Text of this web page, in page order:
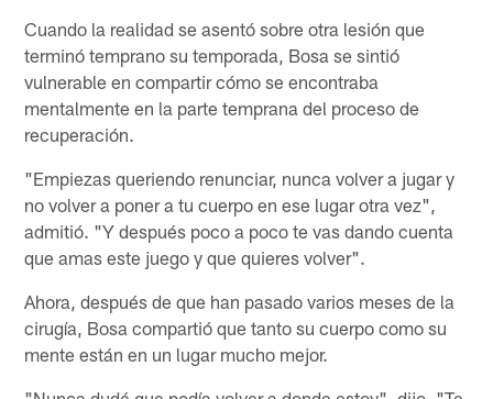
Cuando la realidad se asentó sobre otra lesión que
terminó temprano su temporada, Bosa se sintió
vulnerable en compartir cómo se encontraba
mentalmente en la parte temprana del proceso de
recuperación.
"Empiezas queriendo renunciar, nunca volver a jugar y
no volver a poner a tu cuerpo en ese lugar otra vez",
admitió. "Y después poco a poco te vas dando cuenta
que amas este juego y que quieres volver".
Ahora, después de que han pasado varios meses de la
cirugía, Bosa compartió que tanto su cuerpo como su
mente están en un lugar mucho mejor.